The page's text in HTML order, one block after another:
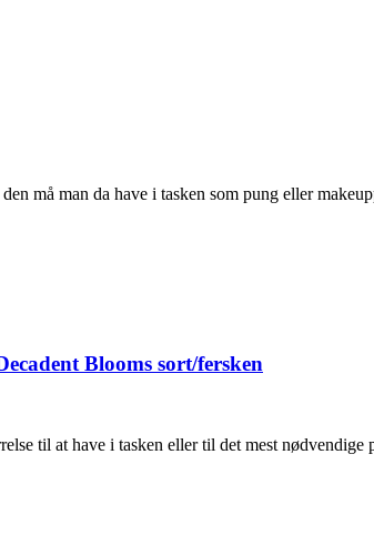
må man da have i tasken som pung eller
Blooms sort/fersken
til at have i tasken eller til det mest